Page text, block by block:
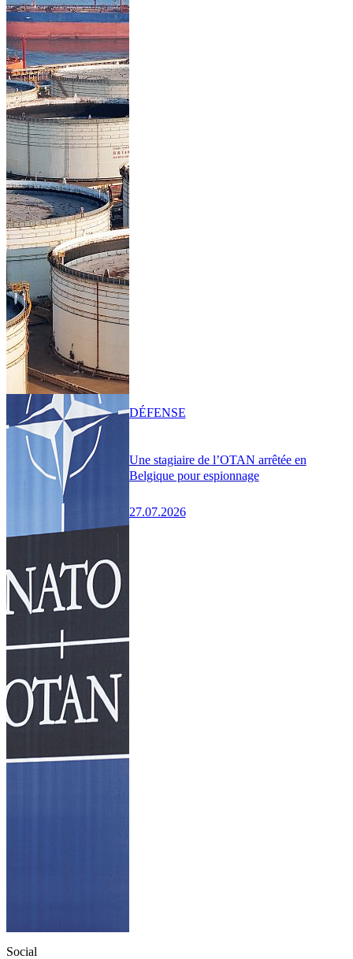
Une stagiaire de l’OTAN arrêtée en
Belgique pour espionnage
27.07.2026
DÉFENSE
Social